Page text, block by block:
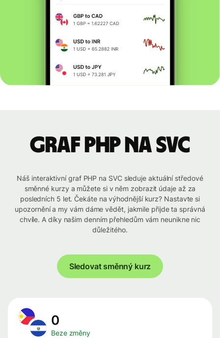
graf PHP na SVC
Náš interaktivní graf PHP na SVC sleduje aktuální středové
směnné kurzy a můžete si v něm zobrazit údaje až za
posledních 5 let. Čekáte na výhodnější kurz? Nastavte si
upozornění a my vám dáme vědět, jakmile přijde ta správná
chvíle. A díky našim denním přehledům vám neunikne nic
důležitého.
Sledovat směnný kurz
0
Beze změny